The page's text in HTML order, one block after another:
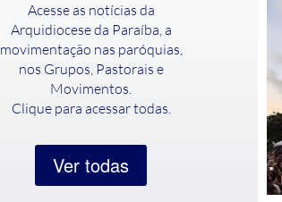
Acesse as notícias da
Arquidiocese da Paraíba, a
movimentação nas paróquias,
nos Grupos, Pastorais e
Movimentos.
Clique para acessar todas.
Ver todas